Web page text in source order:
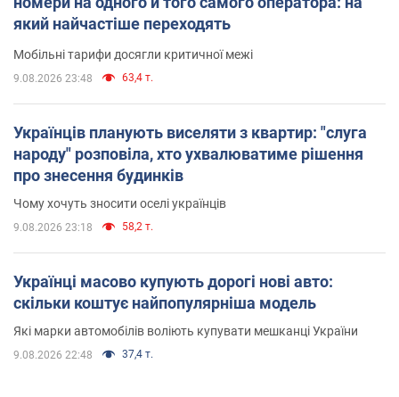
який найчастіше переходять
Мобільні тарифи досягли критичної межі
9.08.2026 23:48 63,4 т.
Українців планують виселяти з квартир: "слуга
народу" розповіла, хто ухвалюватиме рішення
про знесення будинків
Чому хочуть зносити оселі українців
9.08.2026 23:18 58,2 т.
Українці масово купують дорогі нові авто:
скільки коштує найпопулярніша модель
Які марки автомобілів воліють купувати мешканці України
9.08.2026 22:48 37,4 т.